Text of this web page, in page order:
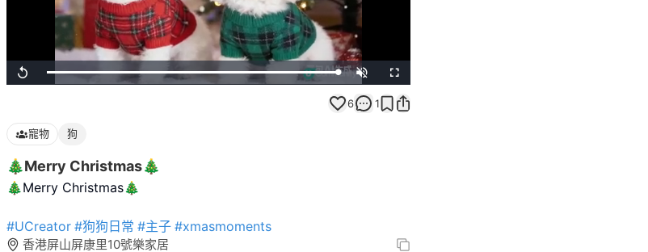
Replay Loaded:
100.00%
Unmute Fullscreen
6 1
寵物 狗
🎄Merry Christmas🎄
🎄Merry Christmas🎄
#UCreator #狗狗日常 #主子 #xmasmoments
香港屏山屏康里10號樂家居